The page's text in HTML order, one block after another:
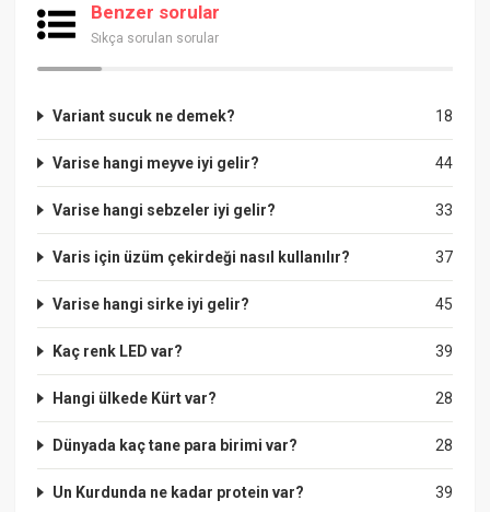
Benzer sorular
Sıkça sorulan sorular
18
Variant sucuk ne demek?
44
Varise hangi meyve iyi gelir?
33
Varise hangi sebzeler iyi gelir?
37
Varis için üzüm çekirdeği nasıl kullanılır?
45
Varise hangi sirke iyi gelir?
39
Kaç renk LED var?
28
Hangi ülkede Kürt var?
28
Dünyada kaç tane para birimi var?
39
Un Kurdunda ne kadar protein var?